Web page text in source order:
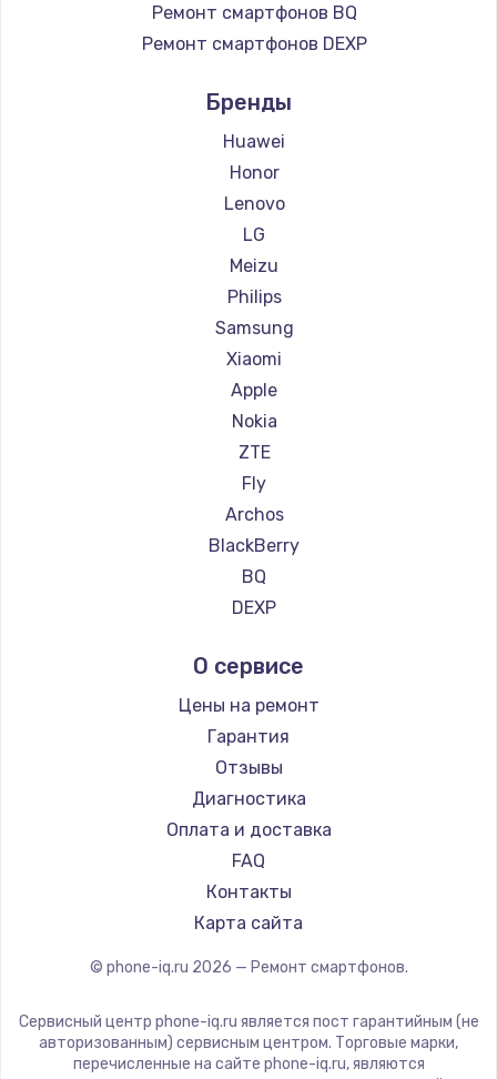
3900 руб.
Заказать
Замена HDMI
600 руб.
Ремонт смартфонов BQ
Ремонт смартфонов DEXP
Ремонт смартфонов Ginzzu
Ремонт смартфонов Highscreen
Ремонт смартфонов Irbis
Ремонт смартфонов Kyocera
Ремонт смартфонов LeEco
Ремонт смартфонов OnePlus
Ремонт смартфонов teXet
Ремонт смартфонов Motorola
Ремонт смартфонов Prestigio
Ремонт смартфонов Vertex
Ремонт смартфонов Microsoft
Ремонт смартфонов Sharp
Ремонт смартфонов Elephone
Ремонт смартфонов BlackView
Ремонт смартфонов Google
Ремонт смартфонов Vertu
Ремонт смартфонов Tp-Link
Ремонт смартфонов Nubia
Ремонт смартфонов Land Rover
Ремонт смартфонов Acer
Ремонт смартфонов HP
Ремонт смартфонов Poco
Ремонт смартфонов HTC
Ремонт смартфонов Blackmagic
Ремонт смартфонов Nothing
Ремонт смартфонов iQOO
Бренды
Huawei
Honor
Lenovo
LG
Meizu
Philips
Samsung
Xiaomi
Apple
Nokia
ZTE
Fly
Archos
BlackBerry
BQ
DEXP
Ginzzu
Highscreen
Irbis
Kyocera
LeEco
OnePlus
teXet
Motorola
Prestigio
Elephone
BlackView
О сервисе
Цены на ремонт
Гарантия
Отзывы
Диагностика
Оплата и доставка
FAQ
Контакты
Карта сайта
© phone-iq.ru 2026 — Ремонт смартфонов.
Сервисный центр phone-iq.ru является пост гарантийным (не
авторизованным) сервисным центром. Торговые марки,
перечисленные на сайте phone-iq.ru, являются